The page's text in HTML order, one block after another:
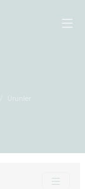
Ürünler